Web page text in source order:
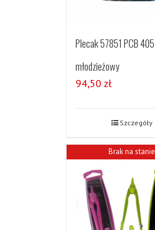
Plecak 57851 PCB 405
młodzieżowy
94,50 zł
Szczegóły
Brak na stanie